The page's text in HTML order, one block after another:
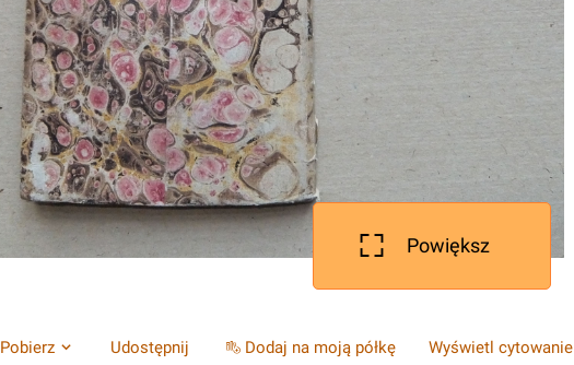
Powiększ
Pobierz Udostępnij Dodaj na moją półkę
Wyświetl cytowanie